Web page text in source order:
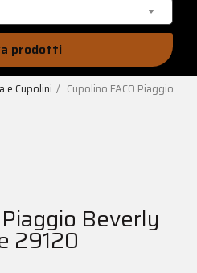
prodotti
e Cupolini
Cupolino FACO Piaggio
Beverly
29120